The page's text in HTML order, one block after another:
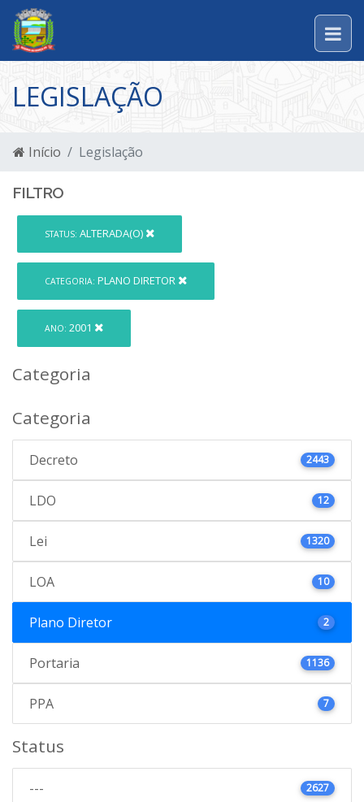
LEGISLAÇÃO
Início Legislação
FILTRO
STATUS: ALTERADA(O)
CATEGORIA: PLANO DIRETOR
ANO: 2001
Categoria
Categoria
Decreto 2443
LDO 12
Lei 1320
LOA 10
Plano Diretor 2
Portaria 1136
PPA 7
Status
--- 2627